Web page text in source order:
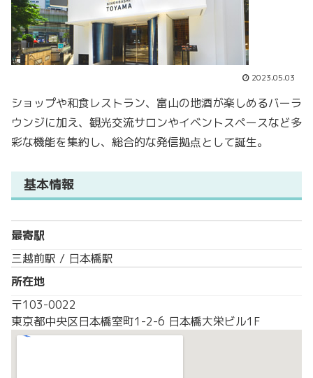
2023.05.03
ショップや和食レストラン、富山の地酒が楽しめるバーラ
ウンジに加え、観光交流サロンやイベントスペースなど多
彩な機能を集約し、総合的な発信拠点として誕生。
基本情報
最寄駅
三越前駅 / 日本橋駅
所在地
〒103-0022
東京都中央区日本橋室町1-2-6 日本橋大栄ビル1F